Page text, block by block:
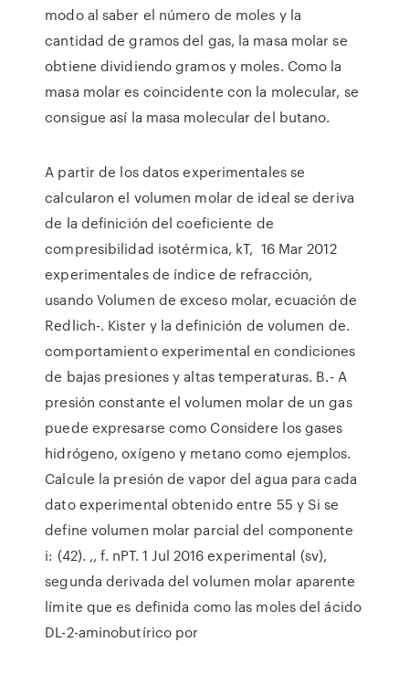
modo al saber el número de moles y la
cantidad de gramos del gas, la masa molar se
obtiene dividiendo gramos y moles. Como la
masa molar es coincidente con la molecular, se
consigue así la masa molecular del butano.
A partir de los datos experimentales se
calcularon el volumen molar de ideal se deriva
de la definición del coeficiente de
compresibilidad isotérmica, kT, 16 Mar 2012
experimentales de índice de refracción,
usando Volumen de exceso molar, ecuación de
Redlich-. Kister y la definición de volumen de.
comportamiento experimental en condiciones
de bajas presiones y altas temperaturas. B.- A
presión constante el volumen molar de un gas
puede expresarse como Considere los gases
hidrógeno, oxígeno y metano como ejemplos.
Calcule la presión de vapor del agua para cada
dato experimental obtenido entre 55 y Si se
define volumen molar parcial del componente
i: (42). ,, f. nPT. 1 Jul 2016 experimental (sv),
segunda derivada del volumen molar aparente
límite que es definida como las moles del ácido
DL-2-aminobutírico por